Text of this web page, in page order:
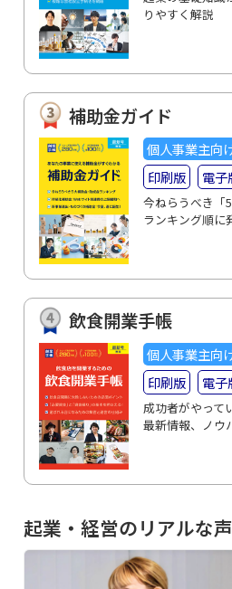
りやすく解説
補助金ガイド
個人事業主向
印刷版
電子
今ねらうべき「
ランキング順に
飲食開業手帳
個人事業主向
印刷版
電子
成功者がやって
最新情報、ノウ
起業・経営のリアルな